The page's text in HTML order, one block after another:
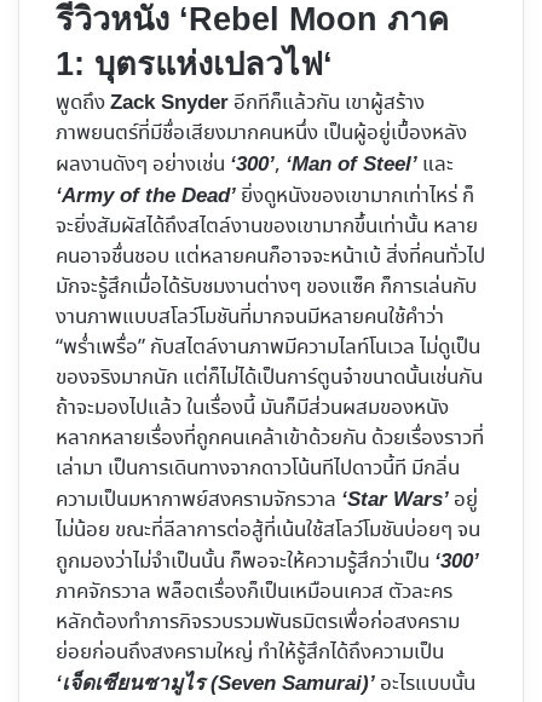
รีวิวหนัง ‘Rebel Moon ภาค
1: บุตรแห่งเปลวไฟ‘
พูดถึง Zack Snyder อีกทีก็แล้วกัน เขาผู้สร้าง
ภาพยนตร์ที่มีชื่อเสียงมากคนหนึ่ง เป็นผู้อยู่เบื้องหลัง
ผลงานดังๆ อย่างเช่น ‘300’, ‘Man of Steel’ และ
‘Army of the Dead’ ยิ่งดูหนังของเขามากเท่าไหร่ ก็
จะยิ่งสัมผัสได้ถึงสไตล์งานของเขามากขึ้นเท่านั้น หลาย
คนอาจชื่นชอบ แต่หลายคนก็อาจจะหน้าเบ้ สิ่งที่คนทั่วไป
มักจะรู้สึกเมื่อได้รับชมงานต่างๆ ของแซ็ค ก็การเล่นกับ
งานภาพแบบสโลว์โมชันที่มากจนมีหลายคนใช้คำว่า
“พร่ำเพรื่อ” กับสไตล์งานภาพมีความไลท์โนเวล ไม่ดูเป็น
ของจริงมากนัก แต่ก็ไม่ได้เป็นการ์ตูนจ๋าขนาดนั้นเช่นกัน
ถ้าจะมองไปแล้ว ในเรื่องนี้ มันก็มีส่วนผสมของหนัง
หลากหลายเรื่องที่ถูกคนเคล้าเข้าด้วยกัน ด้วยเรื่องราวที่
เล่ามา เป็นการเดินทางจากดาวโน้นทีไปดาวนี้ที มีกลิ่น
ความเป็นมหากาพย์สงครามจักรวาล ‘Star Wars’ อยู่
ไม่น้อย ขณะที่ลีลาการต่อสู้ที่เน้นใช้สโลว์โมชันบ่อยๆ จน
ถูกมองว่าไม่จำเป็นนั้น ก็พอจะให้ความรู้สึกว่าเป็น ‘300’
ภาคจักรวาล พล็อตเรื่องก็เป็นเหมือนเควส ตัวละคร
หลักต้องทำภารกิจรวบรวมพันธมิตรเพื่อก่อสงคราม
ย่อยก่อนถึงสงครามใหญ่ ทำให้รู้สึกได้ถึงความเป็น
‘เจ็ดเซียนซามูไร (Seven Samurai)’ อะไรแบบนั้น